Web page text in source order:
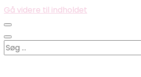
Gå videre til indholdet
Søg
efter: